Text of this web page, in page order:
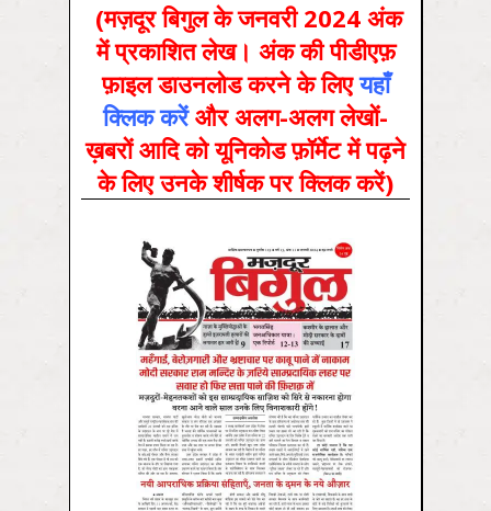
(मज़दूर बिगुल के जनवरी 2024 अंक
में प्रकाशित लेख। अंक की पीडीएफ़
फ़ाइल डाउनलोड करने के लिएयहाँ
क्लिक करेंऔर अलग-अलग लेखों-
ख़बरों आदि को यूनिकोड फ़ॉर्मेट में पढ़ने
के लिए उनके शीर्षक पर क्लिक करें)